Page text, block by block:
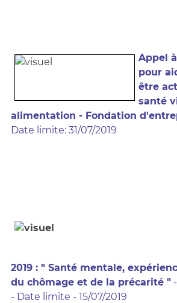
Appel
pour
être
santé
alimentation - Fondation
Date limite: 31/07/2019
2019 : " Santé mentale,
du chômage et de la précarité "-
- Date limite - 15/07/2019